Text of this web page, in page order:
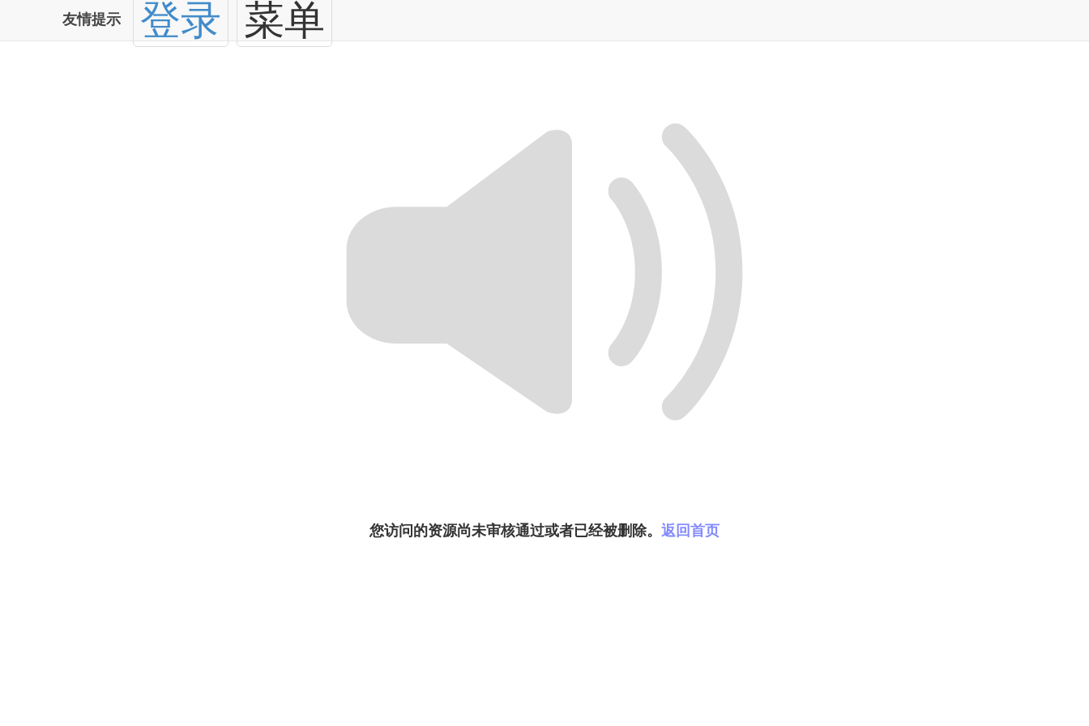
菜单
登录
友情提示
您访问的资源尚未审核通过或者已经被删除。 返回首页